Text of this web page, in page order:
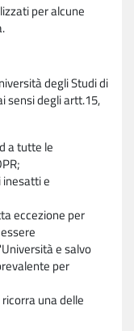
per alcune
degli Studi di
sensi degli artt.15,
a tutte le
e
eccezione per
e salvo
per
una delle